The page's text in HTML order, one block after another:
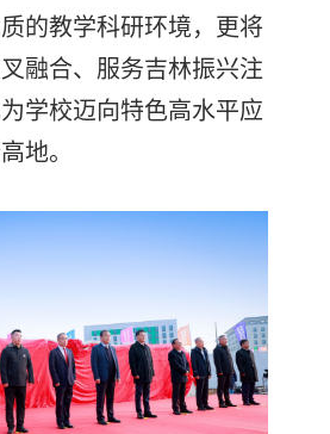
的教学科研环境，更将
融合、服务吉林振兴注
学校迈向特色高水平应
地。